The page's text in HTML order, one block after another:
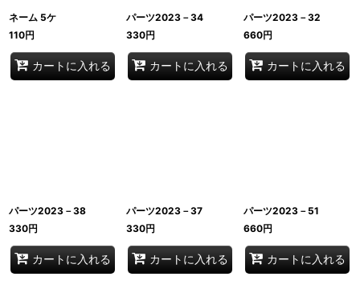
ネーム 5ケ
110円
カートに入れる
パーツ2023－34
330円
カートに入れる
パーツ2023－32
660円
カートに入れる
パーツ2023－38
330円
カートに入れる
パーツ2023－37
330円
カートに入れる
パーツ2023－51
660円
カートに入れる